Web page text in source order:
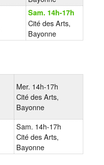
Sam. 14h-17h
Cité des Arts,
Bayonne
Mer. 14h-17h
Cité des Arts,
Bayonne
Sam. 14h-17h
Cité des Arts,
Bayonne